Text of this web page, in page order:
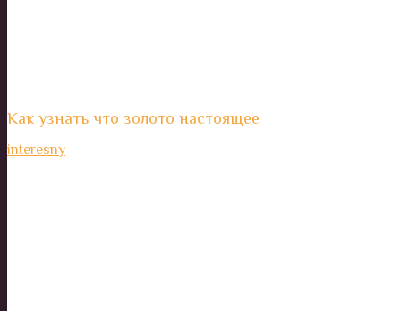
Как узнать что золото настоящее
interesny